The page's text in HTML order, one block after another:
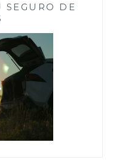
SEGURO DE